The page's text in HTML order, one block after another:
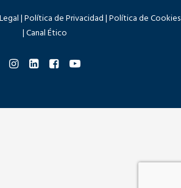
| Política de Privacidad | Política de Cookies
| Canal Ético